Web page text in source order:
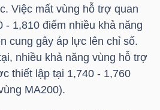
Việc mất vùng hỗ trợ quan
- 1,810 điểm nhiều khả năng
cung gây áp lực lên chỉ số.
nhiều khả năng vùng hỗ trợ
thiết lập tại 1,740 - 1,760
MA200).